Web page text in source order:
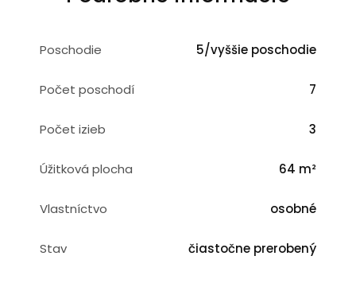
Poschodie 5/vyššie poschodie
Počet poschodí 7
Počet izieb 3
Úžitková plocha 64 m²
Vlastníctvo osobné
Stav čiastočne prerobený